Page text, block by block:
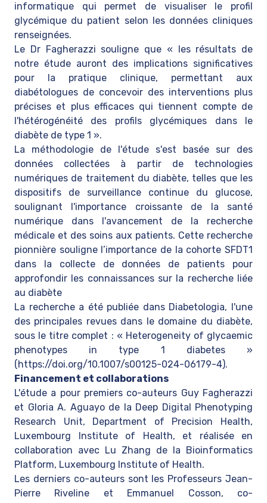
informatique qui permet de visualiser le profil
glycémique du patient selon les données cliniques
renseignées.
Le Dr Fagherazzi souligne que « les résultats de
notre étude auront des implications significatives
pour la pratique clinique, permettant aux
diabétologues de concevoir des interventions plus
précises et plus efficaces qui tiennent compte de
l'hétérogénéité des profils glycémiques dans le
diabète de type 1 ».
La méthodologie de l'étude s'est basée sur des
données collectées à partir de technologies
numériques de traitement du diabète, telles que les
dispositifs de surveillance continue du glucose,
soulignant l'importance croissante de la santé
numérique dans l'avancement de la recherche
médicale et des soins aux patients. Cette recherche
pionnière souligne l’importance de la cohorte SFDT1
dans la collecte de données de patients pour
approfondir les connaissances sur la recherche liée
au diabète
La recherche a été publiée dans Diabetologia, l'une
des principales revues dans le domaine du diabète,
sous le titre complet : « Heterogeneity of glycaemic
phenotypes in type 1 diabetes »
(https://doi.org/10.1007/s00125-024-06179-4).
Financement et collaborations
L'étude a pour premiers co-auteurs Guy Fagherazzi
et Gloria A. Aguayo de la Deep Digital Phenotyping
Research Unit, Department of Precision Health,
Luxembourg Institute of Health, et réalisée en
collaboration avec Lu Zhang de la Bioinformatics
Platform, Luxembourg Institute of Health.
Les derniers co-auteurs sont les Professeurs Jean-
Pierre Riveline et Emmanuel Cosson, co-